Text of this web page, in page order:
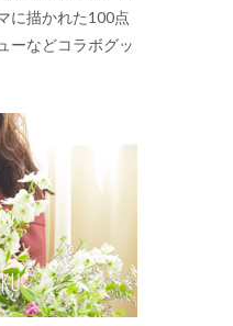
に描かれた100点
ーなどコラボグッ